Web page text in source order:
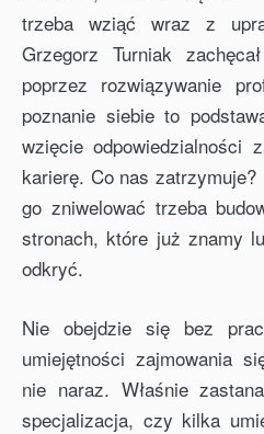
trzeba wziąć wraz z
Grzegorz Turniak
poprzez rozwiązywanie
poznanie siebie to
wzięcie odpowiedzialności
karierę. Co nas
go zniwelować trzeba
stronach, które już znamy
odkryć.
Nie obejdzie się bez
umiejętności zajmowania
nie naraz. Właśnie
specjalizacja, czy kilka